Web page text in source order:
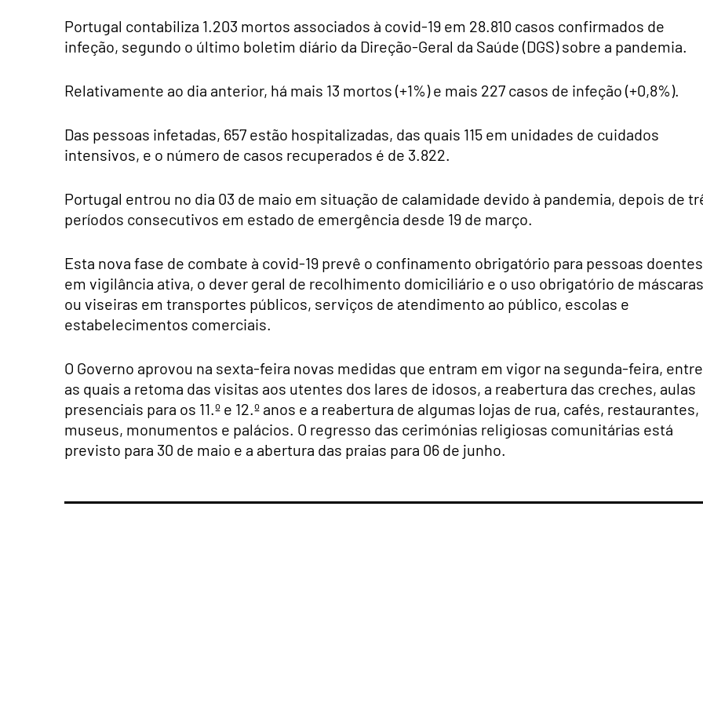
Portugal contabiliza 1.203 mortos associados à covid-19 em 28.810 casos confirmados de
infeção, segundo o último boletim diário da Direção-Geral da Saúde (DGS) sobre a pandemia.
Relativamente ao dia anterior, há mais 13 mortos (+1%) e mais 227 casos de infeção (+0,8%).
Das pessoas infetadas, 657 estão hospitalizadas, das quais 115 em unidades de cuidados
intensivos, e o número de casos recuperados é de 3.822.
Portugal entrou no dia 03 de maio em situação de calamidade devido à pandemia, depois de
períodos consecutivos em estado de emergência desde 19 de março.
Esta nova fase de combate à covid-19 prevê o confinamento obrigatório para pessoas
em vigilância ativa, o dever geral de recolhimento domiciliário e o uso obrigatório de máscaras
ou viseiras em transportes públicos, serviços de atendimento ao público, escolas e
estabelecimentos comerciais.
O Governo aprovou na sexta-feira novas medidas que entram em vigor na segunda-feira, entre
as quais a retoma das visitas aos utentes dos lares de idosos, a reabertura das creches, aulas
presenciais para os 11.º e 12.º anos e a reabertura de algumas lojas de rua, cafés, restaurantes,
museus, monumentos e palácios. O regresso das cerimónias religiosas comunitárias está
previsto para 30 de maio e a abertura das praias para 06 de junho.